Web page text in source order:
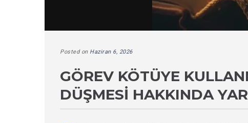
Posted on Haziran 6, 2026
GÖREV KÖTÜYE
DÜŞMESI HAKKINDA